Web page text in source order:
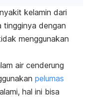
kelamin dari
tingginya dengan
menggunakan
air cenderung
pelumas
hal ini bisa